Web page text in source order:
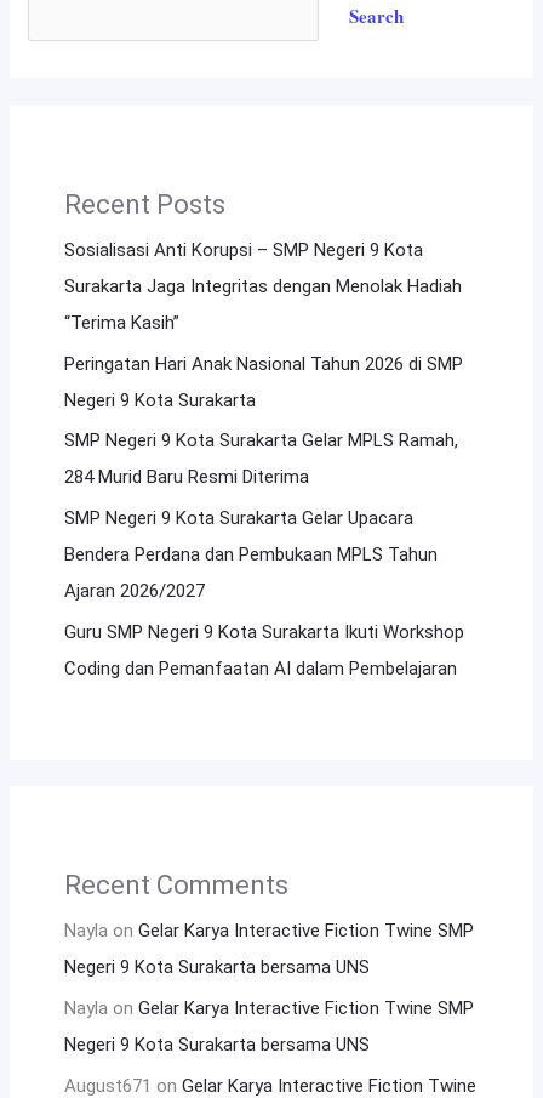
Search
Recent Posts
Sosialisasi Anti Korupsi – SMP Negeri 9 Kota
Surakarta Jaga Integritas dengan Menolak Hadiah
“Terima Kasih”
Peringatan Hari Anak Nasional Tahun 2026 di SMP
Negeri 9 Kota Surakarta
SMP Negeri 9 Kota Surakarta Gelar MPLS Ramah,
284 Murid Baru Resmi Diterima
SMP Negeri 9 Kota Surakarta Gelar Upacara
Bendera Perdana dan Pembukaan MPLS Tahun
Ajaran 2026/2027
Guru SMP Negeri 9 Kota Surakarta Ikuti Workshop
Coding dan Pemanfaatan AI dalam Pembelajaran
Recent Comments
Nayla onGelar Karya Interactive Fiction Twine SMP
Negeri 9 Kota Surakarta bersama UNS
Nayla onGelar Karya Interactive Fiction Twine SMP
Negeri 9 Kota Surakarta bersama UNS
August671 onGelar Karya Interactive Fiction Twine